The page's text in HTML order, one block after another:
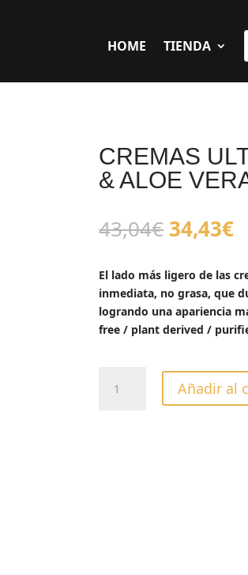
HOME TIENDA
CREMAS
& ALOE
43,04€ El
precio
original
era:
43,04€.
34,43€El
El lado más ligero de las
inmediata, no grasa, que
logrando una apariencia
free / plant derived /
ULTRALIGERAS
Añadir al